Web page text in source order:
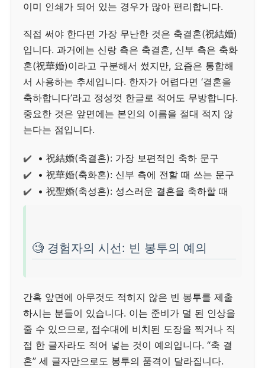
이미 인쇄가 되어 있는 경우가 많아 편리합니다.
직접 써야 한다면 가장 무난한 것은 축결혼(祝結婚)
입니다. 과거에는 신랑 측은 축결혼, 신부 측은 축화
혼(祝華婚)이라고 구분해서 썼지만, 요즘은 통합해
서 사용하는 추세입니다. 한자가 어렵다면 ‘결혼을
축하합니다’라고 정성껏 한글로 적어도 무방합니다.
중요한 것은 앞면에는 본인의 이름을 절대 적지 않
는다는 점입니다.
✔️
• 祝結婚(축결혼): 가장 보편적인 축하 문구
✔️
• 祝華婚(축화혼): 신부 측에 전할 때 쓰는 문구
✔️
• 祝聖婚(축성혼): 성스러운 결혼을 축하할 때
🧐 경험자의 시선: 빈 봉투의 예의
간혹 앞면에 아무것도 적히지 않은 빈 봉투를 제출
하시는 분들이 있습니다. 이는 준비가 덜 된 인상을
줄 수 있으므로, 접수대에 비치된 도장을 찍거나 직
접 한 글자라도 적어 넣는 것이 예의입니다. “축 결
혼” 세 글자만으로도 봉투의 품격이 달라집니다.